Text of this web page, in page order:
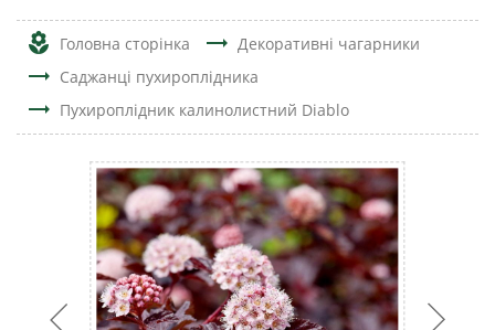
local_florist Головна сторінка trending_flat Декоративні чагарники
trending_flat Саджанці пухироплідника
trending_flat Пухироплідник калинолистний Diablo